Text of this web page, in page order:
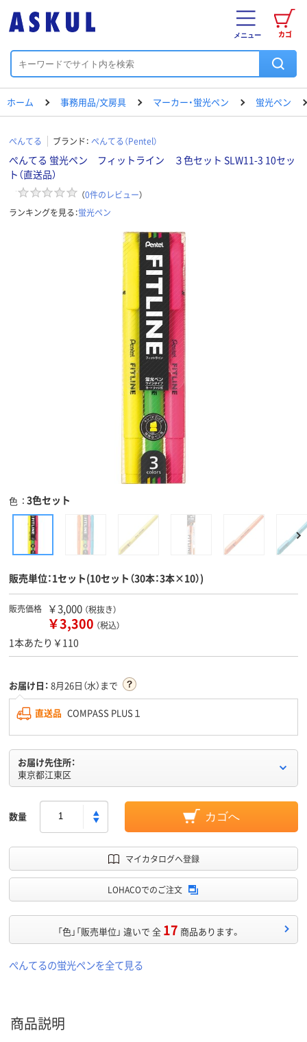
カゴ
メニュー
ホーム 事務用品/文房具 マーカー・蛍光ペン 蛍光ペン
ぺんてる ブランド： ぺんてる（Pentel）
ぺんてる 蛍光ペン フィットライン ３色セット SLW11-3 10セッ
ト（直送品）
（0件のレビュー）
ランキングを見る：蛍光ペン
色 3色セット
販売単位：1セット(10セット（30本：3本×10）)
販売価格 ￥3,000 （税抜き）
￥3,300 （税込）
1本あたり￥110
お届け日： 8月26日（水）まで
直送品 COMPASS PLUS１
お届け先住所：
東京都江東区
数量 カゴへ
マイカタログへ登録
LOHACOでのご注文
「色」「販売単位」 違いで 全 17 商品あります。
ぺんてるの蛍光ペンを全て見る
商品説明